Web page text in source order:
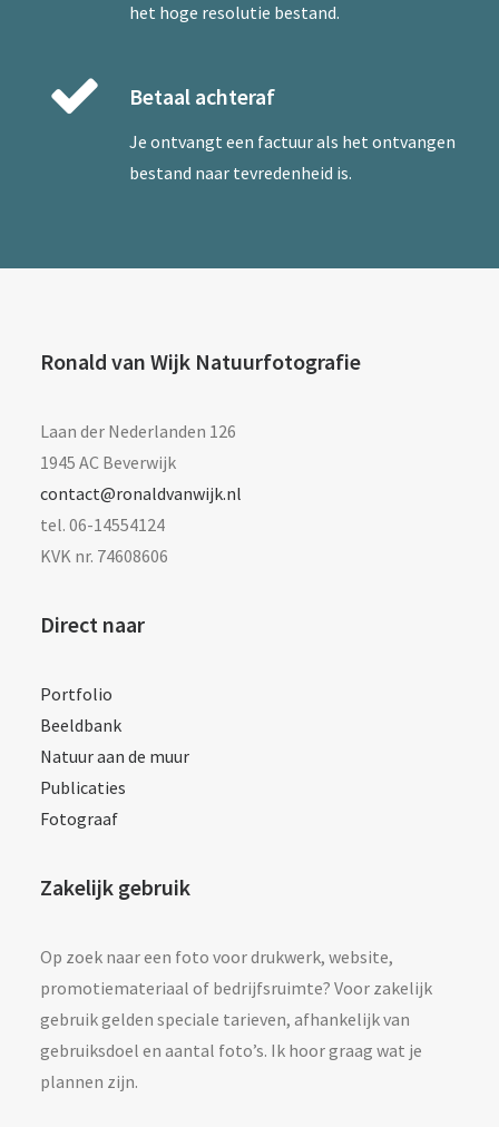
het hoge resolutie bestand.
Betaal achteraf
Je ontvangt een factuur als het ontvangen
bestand naar tevredenheid is.
Ronald van Wijk Natuurfotografie
Laan der Nederlanden 126
1945 AC Beverwijk
contact@ronaldvanwijk.nl
tel. 06-14554124
KVK nr. 74608606
Direct naar
Portfolio
Beeldbank
Natuur aan de muur
Publicaties
Fotograaf
Zakelijk gebruik
Op zoek naar een foto voor drukwerk, website,
promotiemateriaal of bedrijfsruimte? Voor zakelijk
gebruik gelden speciale tarieven, afhankelijk van
gebruiksdoel en aantal foto’s. Ik hoor graag wat je
plannen zijn.